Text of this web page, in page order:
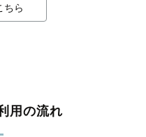
ちら
用の流れ